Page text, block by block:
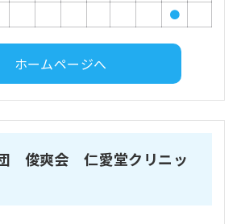
●
ホームページへ
俊爽会 仁愛堂クリニッ